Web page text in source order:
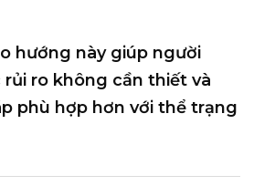
hướng này giúp người
ro không cần thiết và
phù hợp hơn với thể trạng